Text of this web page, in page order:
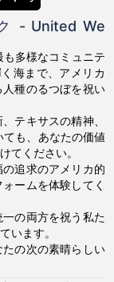
- United We
多様なコミュニテ
海まで、アメリカ
種のるつぼを祝い
テキサスの精神、
も、あなたの価値
てください。
追求のアメリカ的
ームを体験してく
の両方を祝う私た
います。
の次の素晴らしい